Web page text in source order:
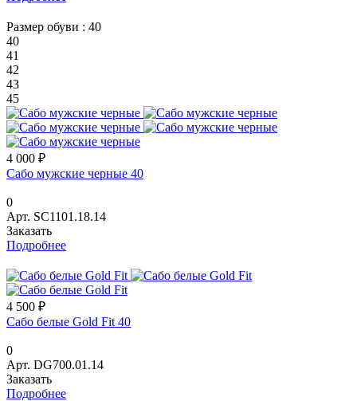
Размер обуви : 40
40
41
42
43
45
4 000 ₽
Сабо мужские черные 40
0
Арт. SC1101.18.14
Заказать
Подробнее
4 500 ₽
Сабо белые Gold Fit 40
0
Арт. DG700.01.14
Заказать
Подробнее